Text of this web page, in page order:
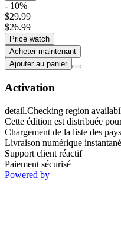
- 10%
$29.99
$26.99
Price watch
Acheter maintenant
Ajouter au panier
Activation
detail.Checking region
Cette édition est distribuée
Chargement de la liste des
Livraison numérique
Support client réactif
Paiement sécurisé
Powered by